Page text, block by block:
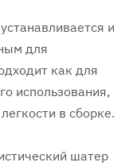
и
для
как для
использования,
в сборке.
шатер